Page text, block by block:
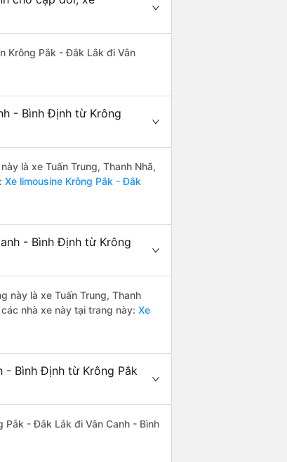
Krông Pắk - Đắk Lắk đi Vân
- Bình Định từ Krông
là xe Tuấn Trung, Thanh Nhã,
Xe limousine Krông Pắk - Đắk
- Bình Định từ Krông
này là xe Tuấn Trung, Thanh
nhà xe này tại trang này: Xe
- Bình Định từ Krông Pắk
Pắk - Đắk Lắk đi Vân Canh - Bình